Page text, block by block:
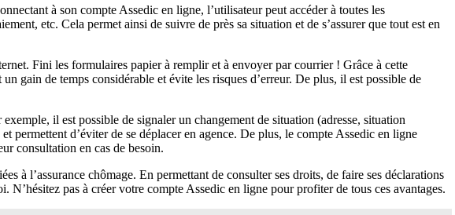
à son compte Assedic en ligne, l’utilisateur peut accéder à toutes les
etc. Cela permet ainsi de suivre de près sa situation et de s’assurer que tout est en
Fini les formulaires papier à remplir et à envoyer par courrier ! Grâce à cette
gain de temps considérable et évite les risques d’erreur. De plus, il est possible de
il est possible de signaler un changement de situation (adresse, situation
permettent d’éviter de se déplacer en agence. De plus, le compte Assedic en ligne
consultation en cas de besoin.
à l’assurance chômage. En permettant de consulter ses droits, de faire ses déclarations
pas à créer votre compte Assedic en ligne pour profiter de tous ces avantages.